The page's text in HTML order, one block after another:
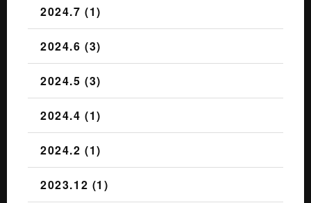
2024.7 (1)
2024.6 (3)
2024.5 (3)
2024.4 (1)
2024.2 (1)
2023.12 (1)